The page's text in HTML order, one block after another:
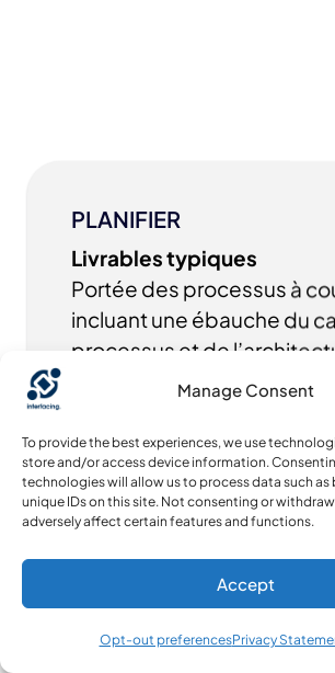
Manage Consent
To provide the best experiences, we use
store and/or access device information.
technologies will allow us to process data such
unique IDs on this site. Not consenting or
adversely affect certain features and functions.
Accept
Opt-out preferencesPrivacy
PLANIFIER
Livrables typiques
Portée des processus à
incluant une ébauche du
processus et de
processus :
incluant une ébauche du
processus et de
processus
Inventaire de la
existante, incluant cartes de